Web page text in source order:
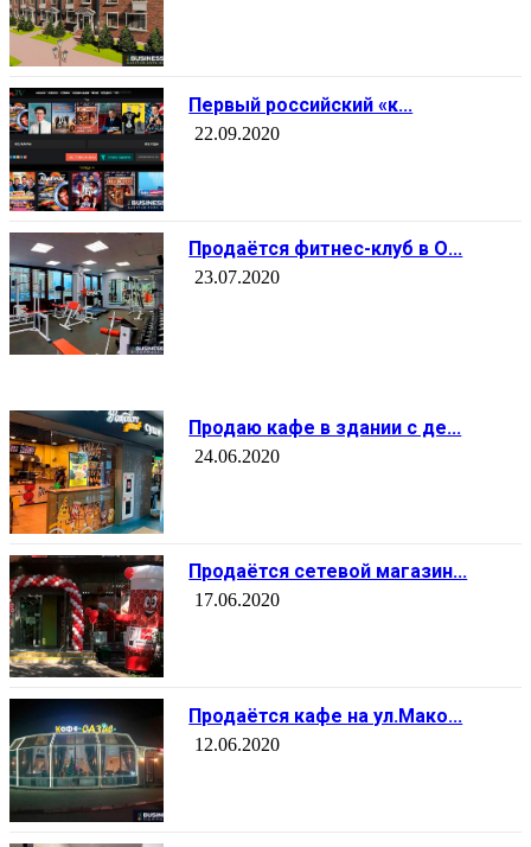
Первый российский «к...
22.09.2020
Продаётся фитнес-клуб в О...
23.07.2020
Продаю кафе в здании с де...
24.06.2020
Продаётся сетевой магазин...
17.06.2020
Продаётся кафе на ул.Мако...
12.06.2020